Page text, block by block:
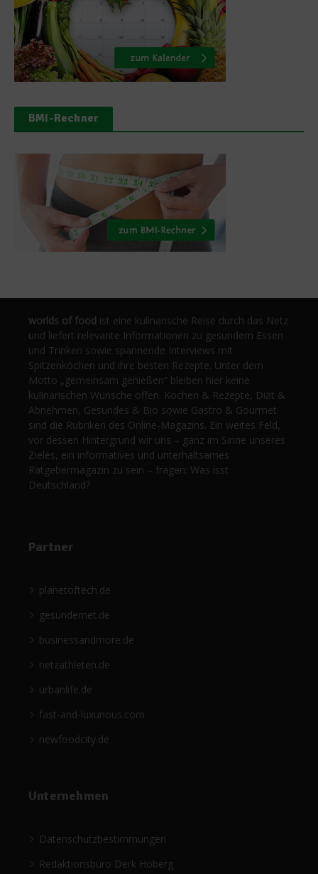
BMI-Rechner
worlds of food ist eine kulinarische Reise durch das Netz
und liefert relevante Informationen zu gesundem Essen
und Trinken sowie spannende Interviews mit
Spitzenköchen und ihre besten Rezepte. Unter dem
Motto „gemeinsam genießen“ bleiben hier keine
kulinarischen Wünsche offen. Kochen & Rezepte, Diät &
Abnehmen, Gesundes & Bio sowie Gastro & Gourmet
sind die Rubriken des Online-Magazins. Ein weites Feld,
vor dessen Hintergrund wir uns – ganz im Sinne unseres
Zieles, ein informatives und unterhaltsames
Ratgebermagazin zu sein – fragen: Was isst
Deutschland?
Partner
planetoftech.de
gesündernet.de
businessandmore.de
netzathleten.de
urbanlife.de
fast-and-luxurious.com
newfoodcity.de
Unternehmen
Datenschutzbestimmungen
Redaktionsbüro Derk Hoberg